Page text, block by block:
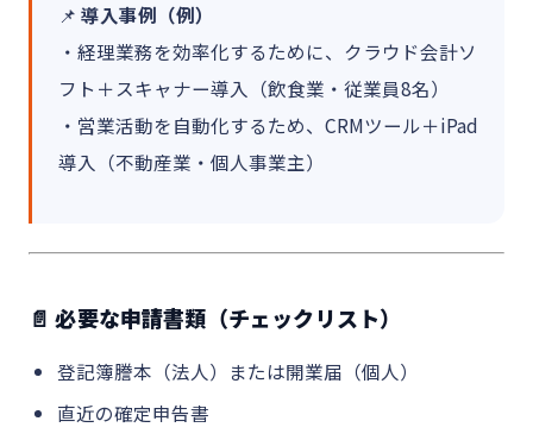
📌 導入事例（例）
・経理業務を効率化するために、クラウド会計ソ
フト＋スキャナー導入（飲食業・従業員8名）
・営業活動を自動化するため、CRMツール＋iPad
導入（不動産業・個人事業主）
📄 必要な申請書類（チェックリスト）
登記簿謄本（法人）または開業届（個人）
直近の確定申告書